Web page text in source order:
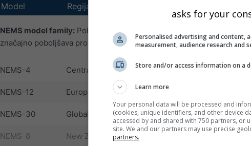
Model Regija
NEMS model family: Poboljšani nasljednici NMM-a (operativni od
značajno poboljšava prognozu razvoja oblaka i oborina.
NEMS-4 Central Europe 4.0 km 72 h
NEMS-12 Europe 12.0 km
NEMS-30 Global 30.0 km 180 h
NEMS-8 New Zealand 180 h
asks for your
Personalised advertising and content,
measurement, audience research and
Store and/or access information on a
Learn more
Your personal data will be processed and
(cookies, unique identifiers, and other device
accessed by and shared with 750 partners, or
site. We and our partners may use precise
partners.